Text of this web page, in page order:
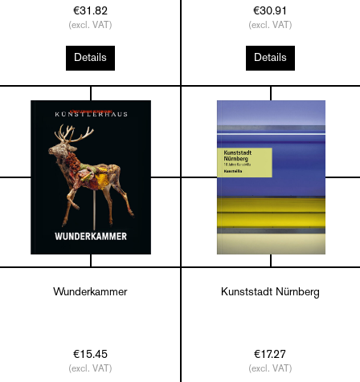
€31.82
(excl. VAT)
Details
€30.91
(excl. VAT)
Details
Wunderkammer
€15.45
(excl. VAT)
Kunststadt Nürnberg
€17.27
(excl. VAT)